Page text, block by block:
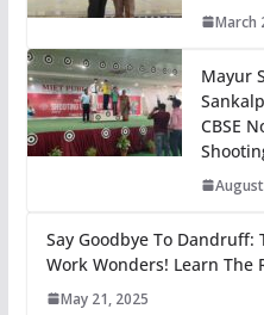
March
Mayur
CBSE
Say Goodbye To Dandruff:
Work Wonders! Learn The
May 21, 2025